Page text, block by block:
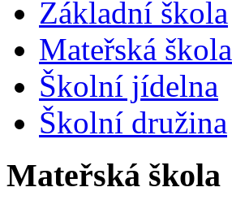
Základní škola
Mateřská škola
Školní jídelna
Školní družina
Mateřská škola